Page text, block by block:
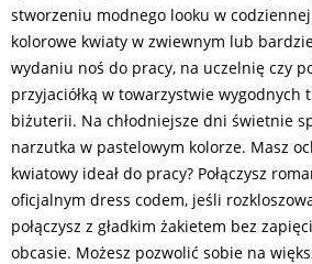
stworzeniu modnego looku w
kolorowe kwiaty w zwiewnym lub
wydaniu noś do pracy, na uczelnię czy
przyjaciółką w towarzystwie
biżuterii. Na chłodniejsze dni świetnie
narzutka w pastelowym kolorze. Masz
kwiatowy ideał do pracy? Połączysz
oficjalnym dress codem, jeśli
połączysz z gładkim żakietem bez
obcasie. Możesz pozwolić sobie na